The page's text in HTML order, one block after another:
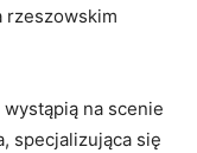
rzeszowskim
na scenie
specjalizująca się